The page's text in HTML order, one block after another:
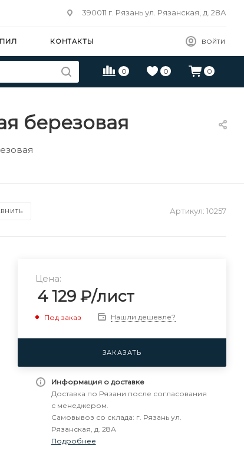
390011 г. Рязань ул. Рязанская, д. 28А
ВОЙТИ
КОНТАКТЫ
0 0 0
березовая
Артикул: 10257
Цена:
4 129₽/лист
Под заказ Нашли дешевле?
ЗАКАЗАТЬ
Информация о доставке
Доставка по Рязани после согласования
с менеджером.
Самовывоз со склада: г. Рязань ул.
Рязанская, д. 28А
Подробнее